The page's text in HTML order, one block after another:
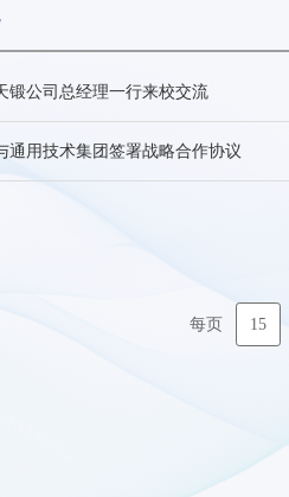
锻公司总经理一行来校交流
通用技术集团签署战略合作协议
每页 15